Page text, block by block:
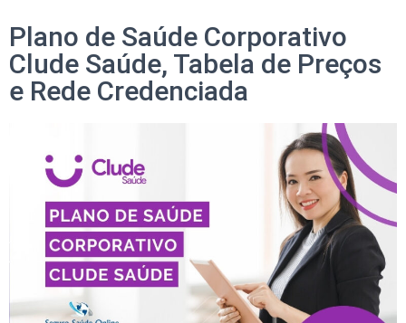
Plano de Saúde Corporativo
Clude Saúde, Tabela de Preços
e Rede Credenciada